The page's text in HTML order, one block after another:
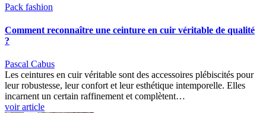
Pack fashion
Comment reconnaître une ceinture en cuir véritable de qualité
?
Pascal Cabus
Les ceintures en cuir véritable sont des accessoires plébiscités pour
leur robustesse, leur confort et leur esthétique intemporelle. Elles
incarnent un certain raffinement et complètent…
voir article